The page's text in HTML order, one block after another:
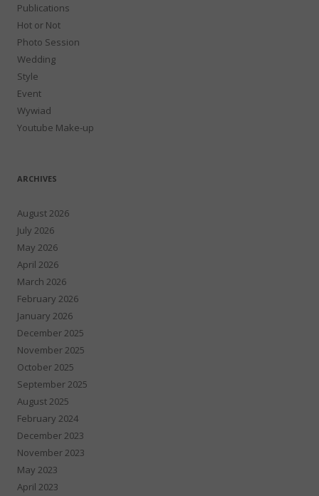
Publications
Hot or Not
Photo Session
Wedding
Style
Event
Wywiad
Youtube Make-up
ARCHIVES
August 2026
July 2026
May 2026
April 2026
March 2026
February 2026
January 2026
December 2025
November 2025
October 2025
September 2025
August 2025
February 2024
December 2023
November 2023
May 2023
April 2023